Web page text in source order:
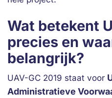
Wat betekent
precies en
belangrijk?
UAV-GC 2019 staat voor
Administratieve